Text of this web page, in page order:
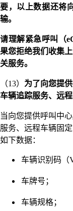
要，以上数据还将
输。
请理解紧急呼叫（
果您拒绝我们收集
关服务。
（13） 为了向您提
车辆追踪服务、远
当向您提供呼叫中
服务、远程车辆固
如下数据：
车辆识别码（
车牌号；
车辆规格；